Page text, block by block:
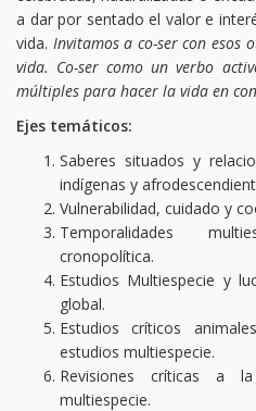
a dar por sentado el valor e
vida. Invitamos a co-ser con esos
vida. Co-ser como un verbo
múltiples para hacer la vida en
Ejes temáticos:
Saberes situados y
indígenas y
Vulnerabilidad, cuidado y
Temporalidades
cronopolítica.
Estudios Multiespecie y
global.
Estudios críticos
estudios multiespecie.
Revisiones críticas a
multiespecie.